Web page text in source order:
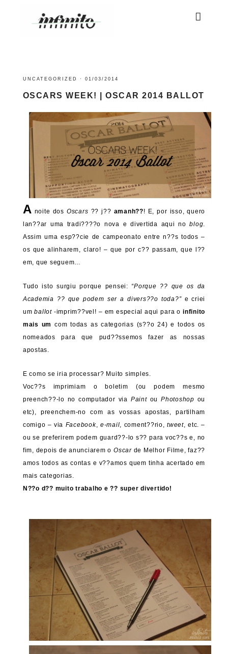
UNCATEGORIZED · 01/03/2014
OSCARS WEEK! | OSCAR 2014 BALLOT
A noite dos Oscars ?? j?? amanh??! E, por isso, quero
lan??ar uma tradi????o nova e divertida aqui noblog.
Assim uma esp??cie de campeonato entre n??s todos –
os que alinharem, claro! – que por c?? passam, que l??
em, que seguem…
Tudo isto surgiu porque pensei: “Porque ?? que os da
Academia ?? que podem ser a divers??o toda?” e criei
umballot-imprim??vel! – em especial aqui para oinfinito
mais um com todas as categorias (s??o 24) e todos os
nomeados para que pud??ssemos fazer as nossas
apostas.
E como se iria processar? Muito simples.
Voc??s imprimiam o boletim (ou podem mesmo
preench??-lo no computador via Paintou Photoshop ou
etc), preenchem-no com as vossas apostas, partilham
comigo – via Facebook, e-mail, coment??rio,tweet, etc. –
ou se preferirem podem guard??-lo s?? para voc??s e, no
fim, depois de anunciarem oOscarde Melhor Filme, faz??
amos todos as contas e v??amos quem tinha acertado em
mais categorias.
N??o d?? muito trabalho e ?? super divertido!